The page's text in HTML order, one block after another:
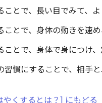
とで、長い目でみて、よ
とで、身体の動きを速
とで、身体で身につけ、
慣にすることで、相手
くするとは？] にもどる